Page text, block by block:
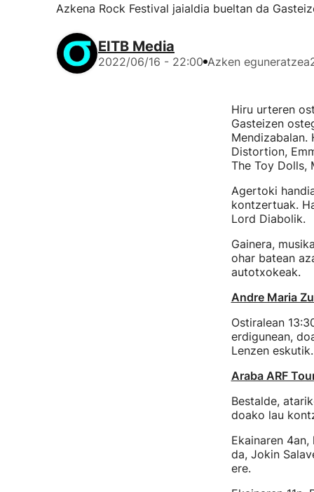
Azkena Rock Festival jaialdia bueltan da
EITB Media
2022/06/16 - 22:00 Azken eguneratzea
Hiru urteren
Gasteizen
Mendizabalan.
Distortion,
The Toy Dolls,
Agertoki
kontzertuak.
Lord Diabolik.
Gainera,
ohar batean
autotxokeak.
Andre Maria
Ostiralean
erdigunean,
Lenzen eskutik.
Araba ARF
Bestalde,
doako lau
Ekainaren
da, Jokin
ere.